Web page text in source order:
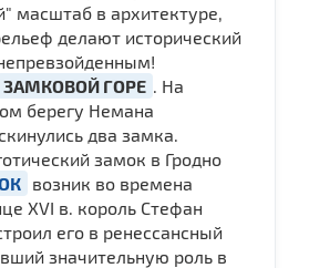
масштаб в архитектуре,
делают исторический
ЗАМКОВОЙ ГОРЕ
. На
берегу Немана
два замка.
замок в Гродно
возник во времена
XVI в. король Стефан
его в ренессансный
значительную роль в